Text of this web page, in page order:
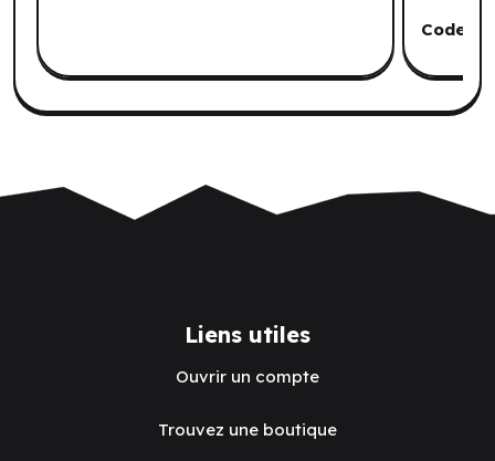
Code :
Liens utiles
Ouvrir un compte
Trouvez une boutique